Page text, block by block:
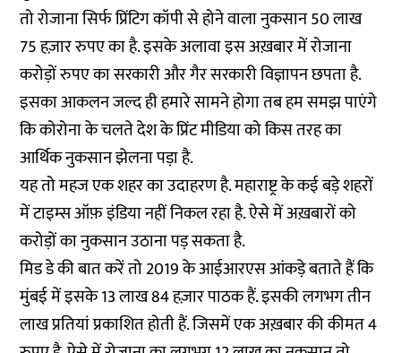
तो रोजाना सिर्फ प्रिंटिग कॉपी से होने वाला नुकसान 50 लाख
75 हज़ार रुपए का है. इसके अलावा इस अख़बार में रोजाना
करोड़ों रुपए का सरकारी और गैर सरकारी विज्ञापन छपता है.
इसका आकलन जल्द ही हमारे सामने होगा तब हम समझ पाएंगे
कि कोरोना के चलते देश के प्रिंट मीडिया को किस तरह का
आर्थिक नुकसान झेलना पड़ा है.
यह तो महज एक शहर का उदाहरण है. महाराष्ट्र के कई बड़े शहरों
में टाइम्स ऑफ़ इंडिया नहीं निकल रहा है. ऐसे में अख़बारों को
करोड़ों का नुकसान उठाना पड़ सकता है.
मिड डे की बात करें तो 2019 के आईआरएस आंकड़े बताते हैं कि
मुंबई में इसके 13 लाख 84 हज़ार पाठक हैं. इसकी लगभग तीन
लाख प्रतियां प्रकाशित होती हैं. जिसमें एक अख़बार की कीमत 4